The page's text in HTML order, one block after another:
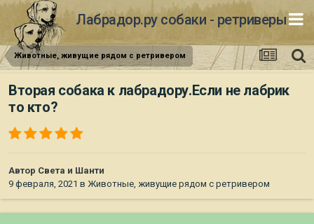
Лабрадор.ру собаки - ретриверы
Животные, живущие рядом с ретривером
Вторая собака к лабрадору.Если не лабрик
то кто?
Автор Света и Шанти
9 февраля, 2021 в Животные, живущие рядом с ретривером